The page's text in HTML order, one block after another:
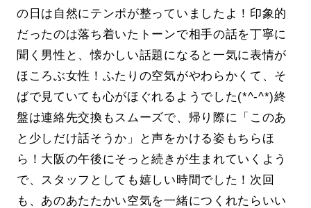
の日は自然にテンポが整っていましたよ！印象的
だったのは落ち着いたトーンで相手の話を丁寧に
聞く男性と、懐かしい話題になると一気に表情が
ほころぶ女性！ふたりの空気がやわらかくて、そ
ばで見ていても心がほぐれるようでした(*^-^*)終
盤は連絡先交換もスムーズで、帰り際に「このあ
と少しだけ話そうか」と声をかける姿もちらほ
ら！大阪の午後にそっと続きが生まれていくよう
で、スタッフとしても嬉しい時間でした！次回
も、あのあたたかい空気を一緒につくれたらいい